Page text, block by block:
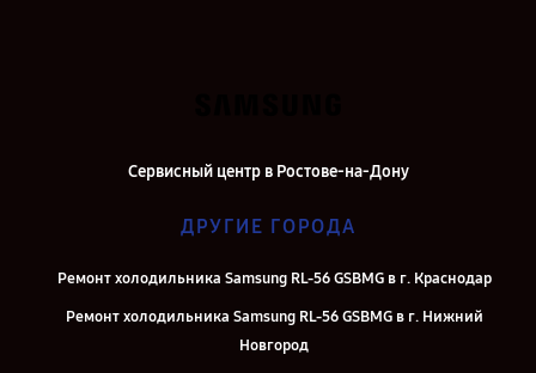
Сервисный центр в Ростове-на-Дону
ДРУГИЕ ГОРОДА
Ремонт холодильника Samsung RL-56 GSBMG в г. Краснодар
Ремонт холодильника Samsung RL-56 GSBMG в г. Нижний
Новгород